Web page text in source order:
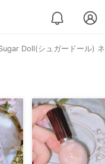
Doll(シュガードール)